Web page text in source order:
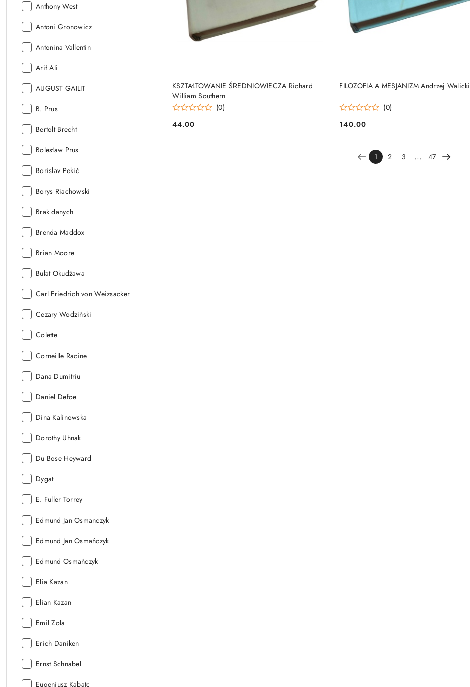
Autor:
Anthony West
Autor:
Antoni Gronowicz
Autor:
Antonina Vallentin
Autor:
Arif Ali
Autor:
AUGUST GAILIT
Autor:
B. Prus
Autor:
Bertolt Brecht
Autor:
Bolesław Prus
Autor:
Borislav Pekić
Autor:
Borys Riachowski
Autor:
Brak danych
Autor:
Brenda Maddox
Autor:
Brian Moore
Autor:
Bułat Okudżawa
Autor:
Carl Friedrich von Weizsacker
Autor:
Cezary Wodziński
Autor:
Colette
Autor:
Corneille Racine
Autor:
Dana Dumitriu
Autor:
Daniel Defoe
Autor:
Dina Kalinowska
Autor:
Dorothy Uhnak
Autor:
Du Bose Heyward
Autor:
Dygat
Autor:
E. Fuller Torrey
Autor:
Edmund Jan Osmanczyk
Autor:
Edmund Jan Osmańczyk
Autor:
Edmund Osmańczyk
Autor:
Elia Kazan
Autor:
Elian Kazan
Autor:
Emil Zola
Autor:
Erich Daniken
Autor:
Ernst Schnabel
Autor:
Eugeniusz Kabatc
KSZTAŁTOWANIE ŚREDNIOWIECZA Richard
William Southern
(0)
Cena:
44.00
DO KOSZYKA FILOZOFIA A MESJANIZM Andrzej Walicki
(0)
Cena:
140.00
DO KOSZYKA
1 2 3 ... 47